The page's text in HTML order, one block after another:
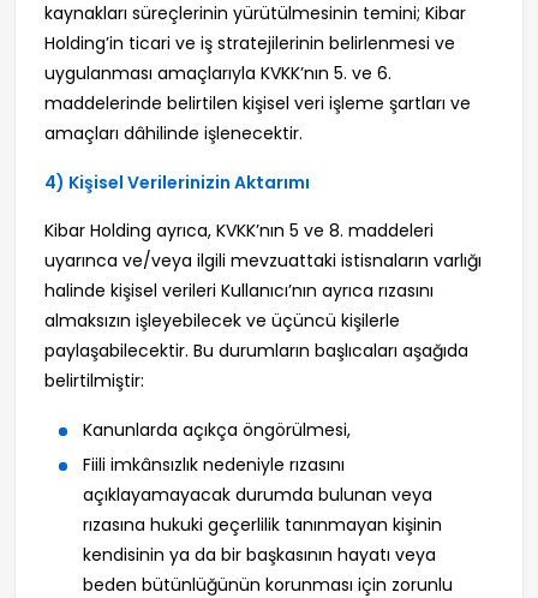
kaynakları süreçlerinin yürütülmesinin temini; Kibar
Holding’in ticari ve iş stratejilerinin belirlenmesi ve
uygulanması amaçlarıyla KVKK’nın 5. ve 6.
maddelerinde belirtilen kişisel veri işleme şartları ve
amaçları dâhilinde işlenecektir.
4) Kişisel Verilerinizin Aktarımı
Kibar Holding ayrıca, KVKK’nın 5 ve 8. maddeleri
uyarınca ve/veya ilgili mevzuattaki istisnaların varlığı
halinde kişisel verileri Kullanıcı’nın ayrıca rızasını
almaksızın işleyebilecek ve üçüncü kişilerle
paylaşabilecektir. Bu durumların başlıcaları aşağıda
belirtilmiştir:
Kanunlarda açıkça öngörülmesi,
Fiili imkânsızlık nedeniyle rızasını
açıklayamayacak durumda bulunan veya
rızasına hukuki geçerlilik tanınmayan kişinin
kendisinin ya da bir başkasının hayatı veya
beden bütünlüğünün korunması için zorunlu